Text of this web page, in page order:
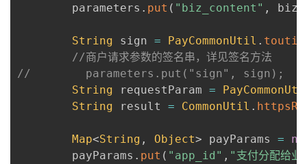
        parameters
. put ( "biz_content" ,
String sign = PayCommonUtil .
//商户请求参数的签名串，详见签名方法
//        parameters.put("sign", sign);
String requestParam =
String result = CommonUtil .
Map<String , Object> payParams =
        payParams
. put ( "app_id" , "支付分配给